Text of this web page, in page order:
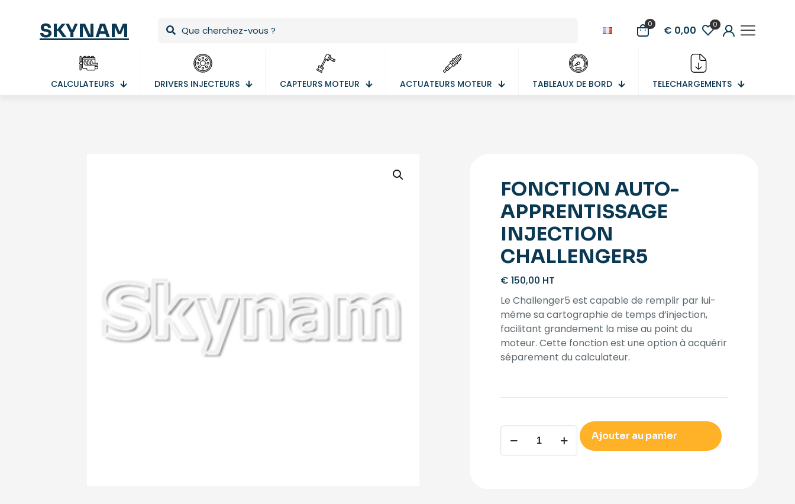
SKYNAM 0 € 0,00 0
CALCULATEURS DRIVERS INJECTEURS CAPTEURS MOTEUR ACTUATEURS MOTEUR TABLEAUX DE BORD TELECHARGEMENTS
FONCTION AUTO-
APPRENTISSAGE
INJECTION
CHALLENGER5
€ 150,00 HT
Le Challenger5 est capable de remplir par lui-
même sa cartographie de temps d’injection,
facilitant grandement la mise au point du
moteur. Cette fonction est une option à acquérir
séparement du calculateur.
FONCTION
AUTO-
APPRENTISSAGE
Ajouter au panier